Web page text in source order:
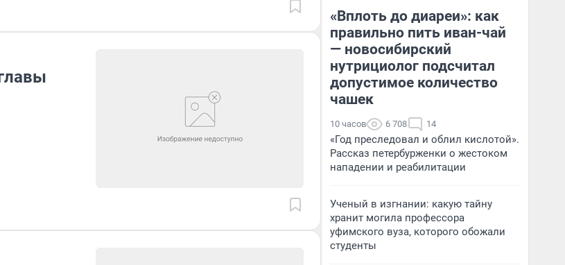
«Вплоть до диареи»: как
правильно пить иван-чай
— новосибирский
нутрициолог подсчитал
допустимое количество
чашек
10 часов 6 708 14
«Год преследовал и облил кислотой».
Рассказ петербурженки о жестоком
нападении и реабилитации
Ученый в изгнании: какую тайну
хранит могила профессора
уфимского вуза, которого обожали
студенты